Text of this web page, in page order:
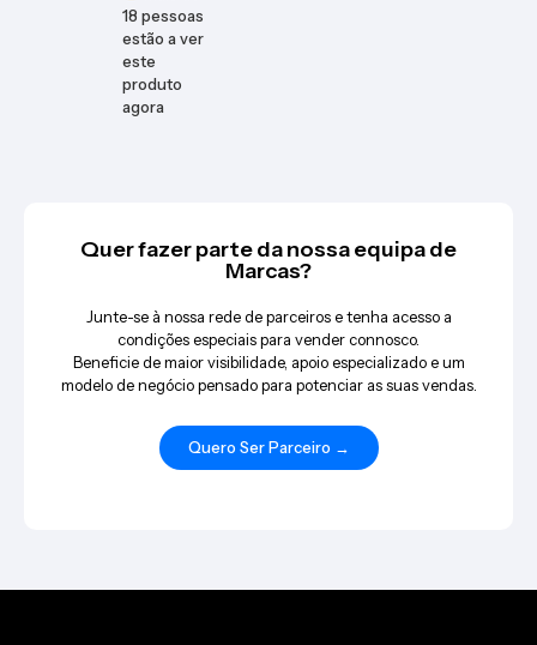
18 pessoas
estão a ver
este
produto
agora
Quer fazer parte da nossa equipa de
Marcas?
Junte-se à nossa rede de parceiros e tenha acesso a
condições especiais para vender connosco.
Beneficie de maior visibilidade, apoio especializado e um
modelo de negócio pensado para potenciar as suas vendas.
Quero Ser Parceiro →